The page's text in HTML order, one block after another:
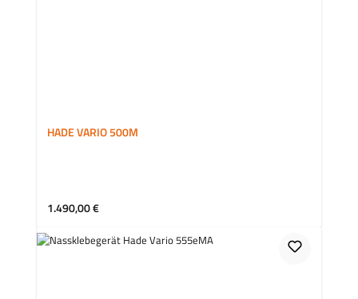
HADE VARIO 500M
Regulärer Preis:
1.490,00 €